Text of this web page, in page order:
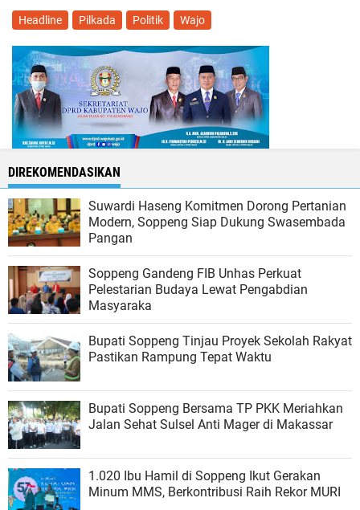
Headline Pilkada Politik Wajo
DIREKOMENDASIKAN
Suwardi Haseng Komitmen Dorong Pertanian
Modern, Soppeng Siap Dukung Swasembada
Pangan
Soppeng Gandeng FIB Unhas Perkuat
Pelestarian Budaya Lewat Pengabdian
Masyaraka
Bupati Soppeng Tinjau Proyek Sekolah Rakyat
Pastikan Rampung Tepat Waktu
Bupati Soppeng Bersama TP PKK Meriahkan
Jalan Sehat Sulsel Anti Mager di Makassar
1.020 Ibu Hamil di Soppeng Ikut Gerakan
Minum MMS, Berkontribusi Raih Rekor MURI